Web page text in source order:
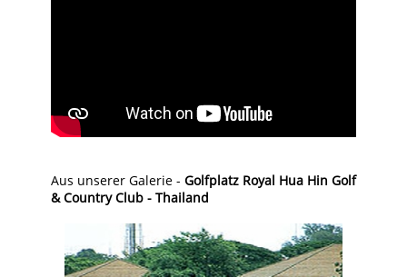
Aus unserer Galerie - Golfplatz Royal Hua Hin Golf
& Country Club - Thailand